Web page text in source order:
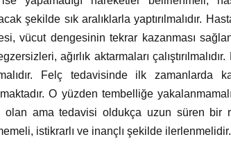
şekilde sık aralıklarla yaptırılmalıdır.
vücut dengesinin tekrar kazanması
ağırlık aktarmaları
Felç tedavisinde ilk zamanlarda
O yüzden tembelliğe
olan ama tedavisi oldukça uzun süren bir
istikrarlı ve inançlı şekilde